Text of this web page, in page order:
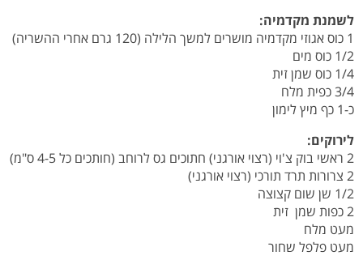
לשמנת מקדמיה:
1 כוס אגוזי מקדמיה מושרים למשך הלילה (120 גרם אחרי ההשריה)
1/2 כוס מים
1/4 כוס שמן זית
3/4 כפית מלח
כ-1 כף מיץ לימון
לירוקים:
2 ראשי בוק צ'וי (רצוי אורגני) חתוכים גס לרוחב (חותכים כל 4-5 ס"מ)
2 צרורות תרד תורכי (רצוי אורגני)
1/2 שן שום קצוצה
2 כפות שמן זית
מעט מלח
מעט פלפל שחור